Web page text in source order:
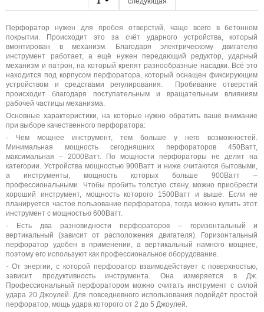
Перфоратор нужен для пробоя отверстий, чаще всего в бетонном
покрытии. Происходит это за счёт ударного устройства, который
вмонтирован в механизм. Благодаря электрическому двигателю
инструмент работает, а ещё нужен передающий редуктор, ударный
механизм и патрон, на который крепят разнообразные насадки. Всё это
находится под корпусом перфоратора, который оснащен фиксирующим
устройством и средствами регулирования. Пробивание отверстий
происходит благодаря поступательным и вращательным влияниям
рабочей частицы механизма.
Основные характеристики, на которые нужно обратить ваше внимание
при выборе качественного перфоратора:
- Чем мощнее инструмент, тем больше у него возможностей.
Минимальная мощность сегодняшних перфораторов 450Ватт,
максимальная – 2000Ватт. По мощности перфораторы не делят на
категории. Устройства мощностью 900Ватт и ниже считаются бытовыми,
а инструменты, мощность которых больше 900Ватт –
профессиональными. Чтобы пробить толстую стену, можно приобрести
хороший инструмент, мощность которого 1500Ватт и выше. Если не
планируется частое пользование перфоратора, тогда можно купить этот
инструмент с мощностью 600Ватт.
- Есть два разновидности перфораторов – горизонтальный и
вертикальный (зависит от расположения двигателя). Горизонтальный
перфоратор удобен в применении, а вертикальный намного мощнее,
поэтому его используют как профессиональное оборудование.
- От энергии, с которой перфоратор взаимодействует с поверхностью,
зависит продуктивность инструмента. Она измеряется в Дж.
Профессиональный перфоратором можно считать инструмент с силой
удара 20 Джоулей. Для повседневного использования подойдёт простой
перфоратор, мощь удара которого от 2 до 5 Джоулей.